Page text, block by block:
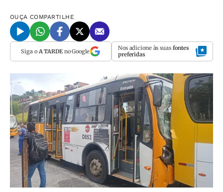
OUÇA COMPARTILHE
Siga o A TARDEno Google Nos adicione às suas fontes
preferidas